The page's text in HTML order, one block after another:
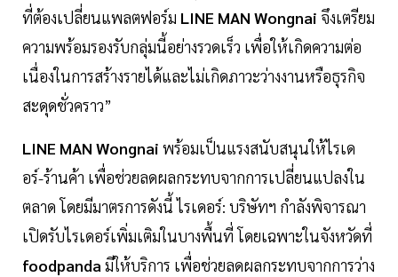
ที่ต้องเปลี่ยนแพลตฟอร์ม LINE MAN Wongnai จึงเตรียม
ความพร้อมรองรับกลุ่มนี้อย่างรวดเร็ว เพื่อให้เกิดความต่อ
เนื่องในการสร้างรายได้และไม่เกิดภาวะว่างงานหรือธุรกิจ
สะดุดชั่วคราว”
LINE MAN Wongnai พร้อมเป็นแรงสนับสนุนให้ไรเด
อร์-ร้านค้า เพื่อช่วยลดผลกระทบจากการเปลี่ยนแปลงใน
ตลาด โดยมีมาตรการดังนี้ ไรเดอร์: บริษัทฯ กำลังพิจารณา
เปิดรับไรเดอร์เพิ่มเติมในบางพื้นที่ โดยเฉพาะในจังหวัดที่
foodpanda มีให้บริการ เพื่อช่วยลดผลกระทบจากการว่าง